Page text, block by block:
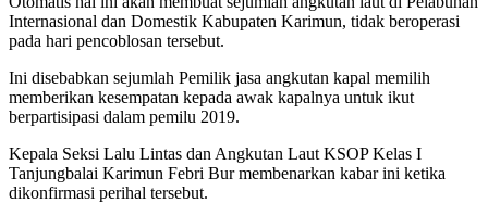
Internasional dan Domestik Kabupaten Karimun, tidak beroperasi
pada hari pencoblosan tersebut.
Ini disebabkan sejumlah Pemilik jasa angkutan kapal memilih
memberikan kesempatan kepada awak kapalnya untuk ikut
berpartisipasi dalam pemilu 2019.
Kepala Seksi Lalu Lintas dan Angkutan Laut KSOP Kelas I
Tanjungbalai Karimun Febri Bur membenarkan kabar ini ketika
dikonfirmasi perihal tersebut.